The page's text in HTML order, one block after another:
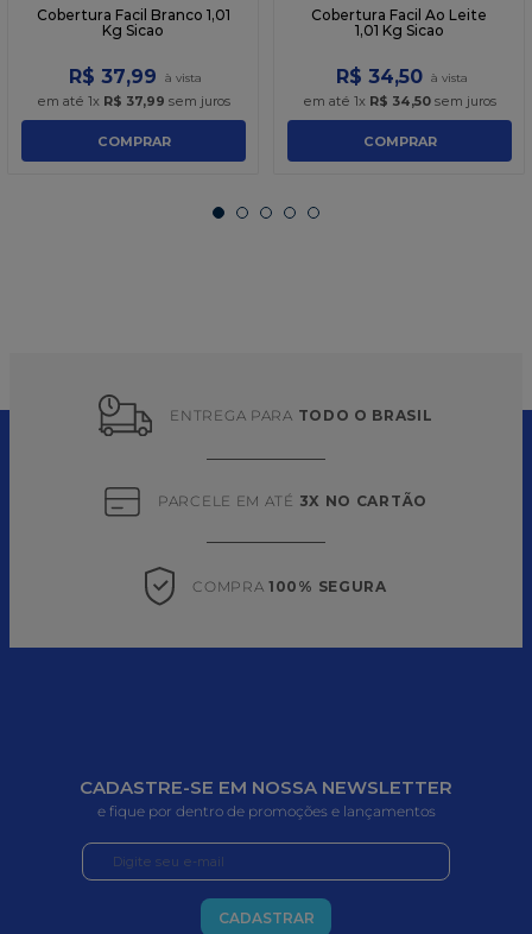
Cobertura Facil Branco 1,01
Kg Sicao
R$ 37,99
em até 1x R$ 37,99 sem juros
COMPRAR
Cobertura Facil Ao Leite
1,01 Kg Sicao
R$ 34,50
em até 1x R$ 34,50sem juros
COMPRAR
ENTREGA PARA TODO O BRASIL
PARCELE EM ATÉ 3X NO CARTÃO
COMPRA 100% SEGURA
CADASTRE-SE EM NOSSA NEWSLETTER
e fique por dentro de promoções e lançamentos
CADASTRAR